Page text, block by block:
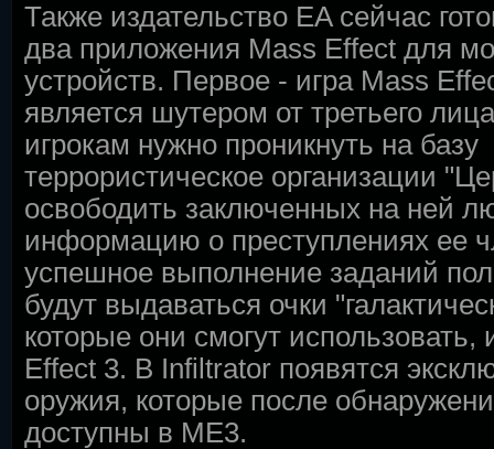
Также издательство EA сейчас
два приложения Mass Effect для
устройств. Первое - игра Mass
является шутером от третьего
игрокам нужно проникнуть на базу
террористическое организации
освободить заключенных на ней
информацию о преступлениях ее
успешное выполнение заданий
будут выдаваться очки
которые они смогут использовать,
Effect 3. В Infiltrator появятся
оружия, которые после
доступны в ME3.